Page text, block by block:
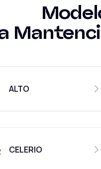
ALTO
CELERIO